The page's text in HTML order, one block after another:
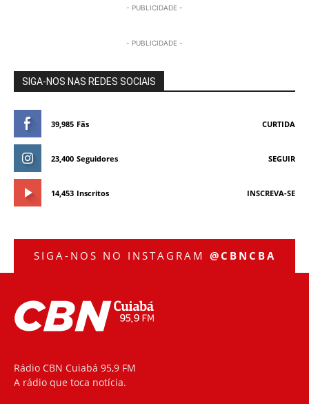
- PUBLICIDADE -
- PUBLICIDADE -
SIGA-NOS NAS REDES SOCIAIS
39,985 Fãs CURTIDA
23,400 Seguidores SEGUIR
14,453 Inscritos INSCREVA-SE
SIGA-NOS NO INSTAGRAM @CBNCBA
Rádio CBN Cuiabá 95,9 FM
A rádio que toca notícia.